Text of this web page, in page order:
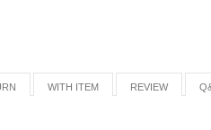
WITH ITEM REVIEW